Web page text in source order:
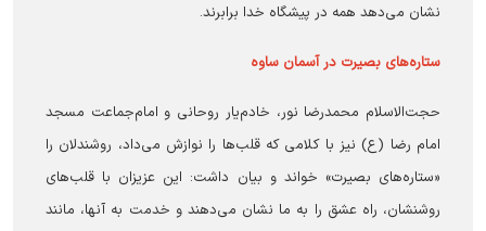
نشان می‌دهد همه در پیشگاه خدا برابرند.
ستاره‌های بصیرت در آسمان ساوه
حجت‌الاسلام محمدرضا نور، خادم‌یار روحانی و امام‌جماعت مسجد
امام رضا (ع) نیز با کلامی که قلب‌ها را نوازش می‌داد، روشندلان را
«ستاره‌های بصیرت» خواند و بیان داشت: این عزیزان با قلب‌های
روشنشان، راه عشق را به ما نشان می‌دهند و خدمت به آنها، مانند